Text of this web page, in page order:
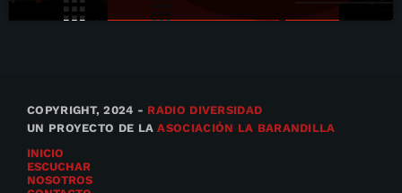
COPYRIGHT, 2024 - RADIO DIVERSIDAD
UN PROYECTO DE LAASOCIACIÓN LA BARANDILLA
INICIO
ESCUCHAR
NOSOTROS